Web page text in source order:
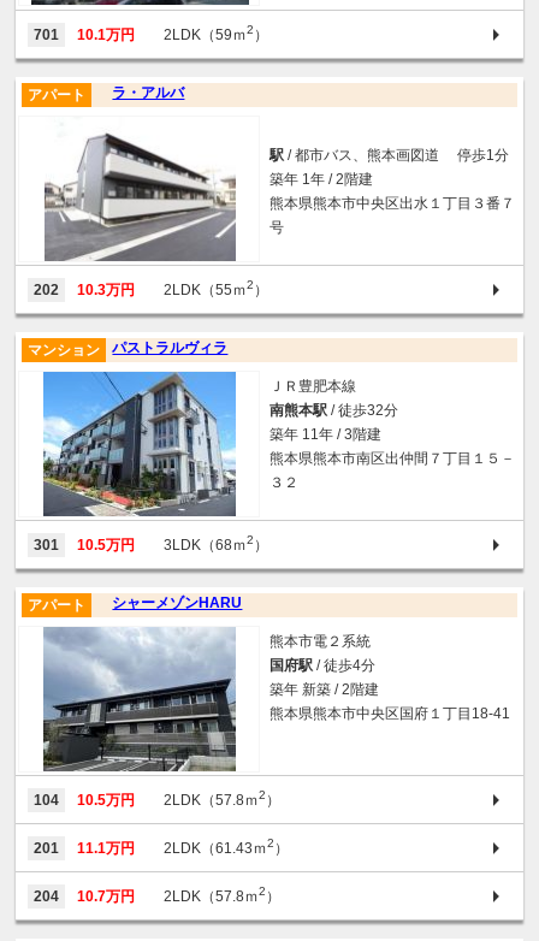
701 10.1万円 2LDK（59ｍ2 ）
ラ・アルバ
アパート
駅 / 都市バス、熊本画図道 停歩1分
築年 1年 / 2階建
熊本県熊本市中央区出水１丁目３番７
号
202 10.3万円 2LDK（55ｍ2 ）
パストラルヴィラ
マンション
ＪＲ豊肥本線
南熊本駅 / 徒歩32分
築年 11年 / 3階建
熊本県熊本市南区出仲間７丁目１５－
３２
301 10.5万円 3LDK（68ｍ2 ）
シャーメゾンHARU
アパート
熊本市電２系統
国府駅 / 徒歩4分
築年 新築 / 2階建
熊本県熊本市中央区国府１丁目18-41
104 10.5万円 2LDK（57.8ｍ2 ）
201 11.1万円 2LDK（61.43ｍ2 ）
204 10.7万円 2LDK（57.8ｍ2 ）